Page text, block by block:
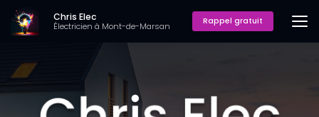
Aller
au
contenu
Chris Elec
Électricien à Mont-de-Marsan Rappel gratuit